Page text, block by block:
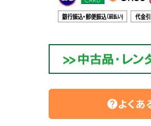
helpよくあ